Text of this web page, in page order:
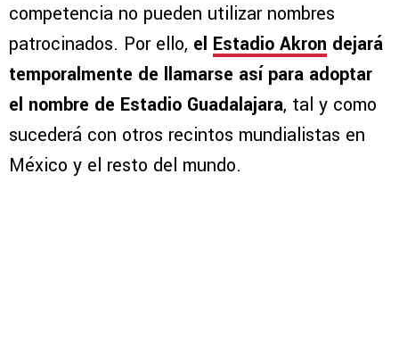
competencia no pueden utilizar nombres
patrocinados. Por ello, el Estadio Akron dejará
temporalmente de llamarse así para adoptar
el nombre de Estadio Guadalajara, tal y como
sucederá con otros recintos mundialistas en
México y el resto del mundo.